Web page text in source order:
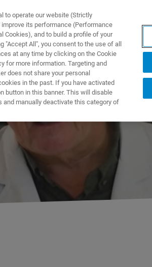
产品与解决方案
to operate our website (Strictly
its performance (Performance
Cookies), and to build a profile of your
All", you consent to the use of all
at any time by clicking on the Cookie
for more information. Targeting and
does not share your personal
in the past. If you have activated
button in this banner. This will disable
and manually deactivate this category of